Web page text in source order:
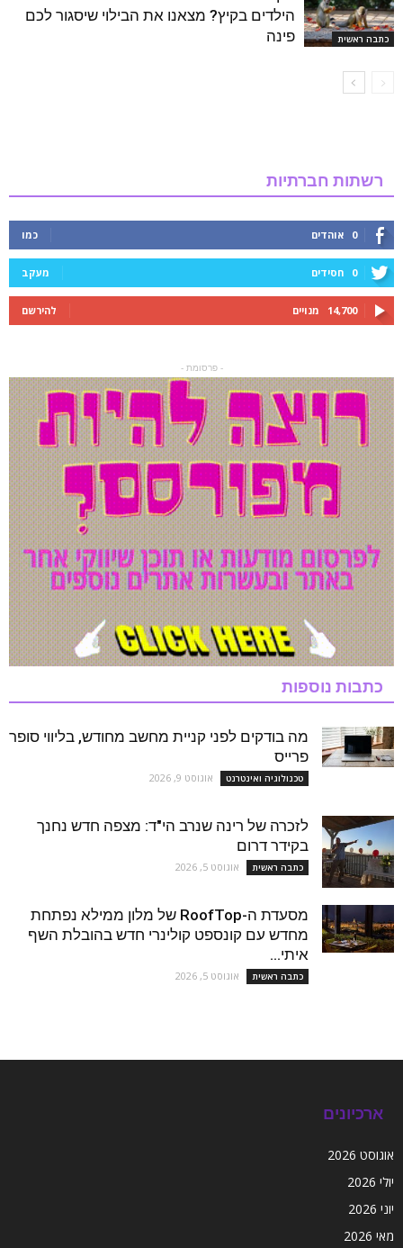
כתבה ראשית
הילדים בקיץ? מצאנו את הבילוי שיסגור לכם
פינה
רשתות חברתיות
0 אוהדים כמו
0 חסידים מעקב
14,700 מנויים להירשם
- פרסומת -
כתבות נוספות
מה בודקים לפני קניית מחשב מחודש, בליווי סופר
פרייס
טכנולוגיה ואינטרנט אוגוסט 9, 2026
לזכרה של רינה שנרב הי"ד: מצפה חדש נחנך
בקידר דרום
כתבה ראשית אוגוסט 5, 2026
מסעדת ה-RoofTop של מלון ממילא נפתחת
מחדש עם קונספט קולינרי חדש בהובלת השף
איתי...
כתבה ראשית אוגוסט 5, 2026
ארכיונים
אוגוסט 2026
יולי 2026
יוני 2026
מאי 2026